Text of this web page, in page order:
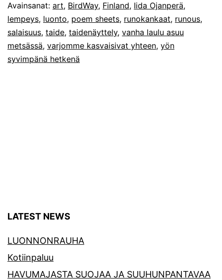
Avainsanat: art, BirdWay, Finland, Iida Ojanperä,
lempeys, luonto, poem sheets, runokankaat, runous,
salaisuus, taide, taidenäyttely, vanha laulu asuu
metsässä, varjomme kasvaisivat yhteen, yön
syvimpänä hetkenä
LATEST NEWS
LUONNONRAUHA
Kotiinpaluu
HAVUMAJASTA SUOJAA JA SUUHUNPANTAVAA